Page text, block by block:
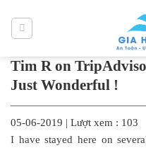
nội
dungTim R on
Just Wonderful !
05-06-2019 | Lượt xem : 103
I have stayed here on